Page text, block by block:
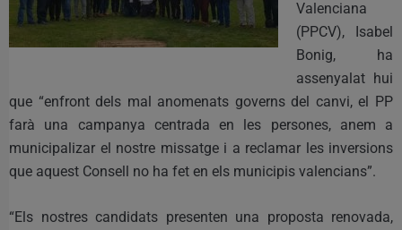
Valenciana
(PPCV), Isabel
Bonig, ha
assenyalat hui
que “enfront dels mal anomenats governs del canvi, el PP
farà una campanya centrada en les persones, anem a
municipalizar el nostre missatge i a reclamar les inversions
que aquest Consell no ha fet en els municipis valencians”.
“Els nostres candidats presenten una proposta renovada,